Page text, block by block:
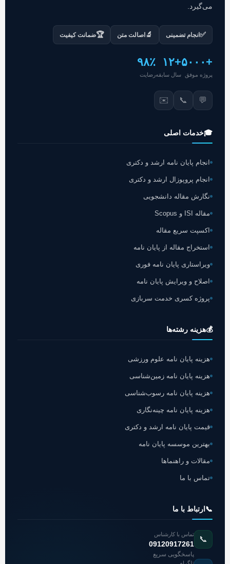
می‌گیرد.
✅انجام تضمینی 🔬اصالت متن 🏆ضمانت کیفیت
+۵۰۰۰
پروژه موفق
+۱۲
سال سابقه
۹۸٪
رضایت
💬
📞
✉️
🎓خدمات اصلی
انجام پایان نامه ارشد و دکتری
انجام پروپوزال ارشد و دکتری
نگارش مقاله دانشجویی
مقاله ISI و Scopus
اکسپت سریع مقاله
استخراج مقاله از پایان نامه
ویراستاری پایان نامه فوری
اصلاح و ویرایش پایان نامه
پروژه کسری خدمت سربازی
💰هزینه رشته‌ها
هزینه پایان نامه علوم ورزشی
هزینه پایان نامه زمین‌شناسی
هزینه پایان نامه رسوب‌شناسی
هزینه پایان نامه چینه‌نگاری
قیمت پایان نامه ارشد و دکتری
بهترین موسسه پایان نامه
مقالات و راهنماها
تماس با ما
📞 ارتباط با ما
📞
تماس با کارشناس
09120917261
پاسخگویی سریع